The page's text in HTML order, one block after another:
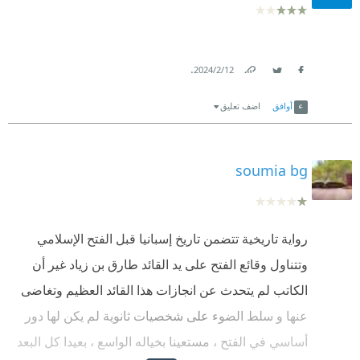
12‏/2‏/2024
.
أوافق اضف تعليق
soumia bg
رواية تاريخية تتضمن تاريخ إسبانيا قبل الفتح الإسلامي
وتتناول وقائع الفتح على يد القائد طارق بن زياد غير أن
الكاتب لم يتحدث عن انجازات هذا القائد العظيم وتغاضى
عنها و سلط الضوء على شخصيات ثانوية لم يكن لها دور
أساسي في الفتح ، مستعينا بخياله الواسع ، بعيدا كل البعد